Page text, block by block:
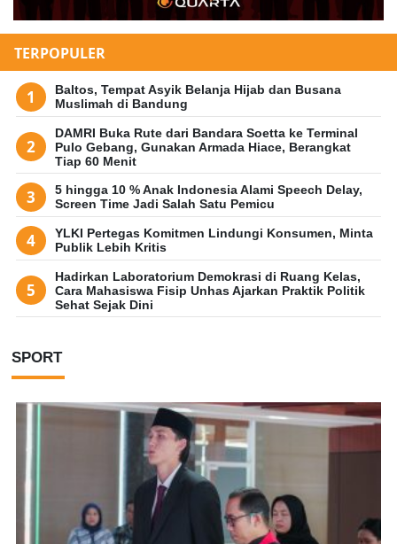
TERPOPULER
Baltos, Tempat Asyik Belanja Hijab dan Busana
Muslimah di Bandung
DAMRI Buka Rute dari Bandara Soetta ke Terminal
Pulo Gebang, Gunakan Armada Hiace, Berangkat
Tiap 60 Menit
5 hingga 10 % Anak Indonesia Alami Speech Delay,
Screen Time Jadi Salah Satu Pemicu
YLKI Pertegas Komitmen Lindungi Konsumen, Minta
Publik Lebih Kritis
Hadirkan Laboratorium Demokrasi di Ruang Kelas,
Cara Mahasiswa Fisip Unhas Ajarkan Praktik Politik
Sehat Sejak Dini
SPORT